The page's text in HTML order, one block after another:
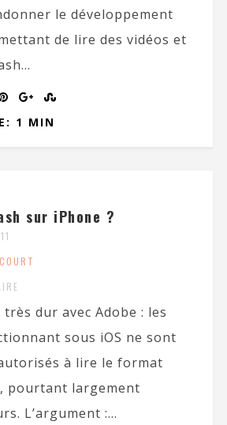
le développement
de lire des vidéos et
1 MIN
sur iPhone ?
dur avec Adobe : les
sous iOS ne sont
à lire le format
pourtant largement
L’argument :...